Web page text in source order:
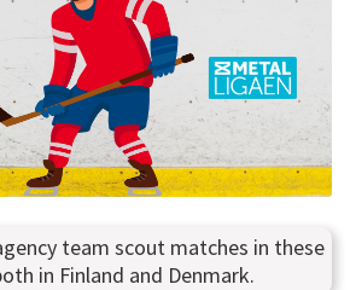
team scout matches in these
in Finland and Denmark.